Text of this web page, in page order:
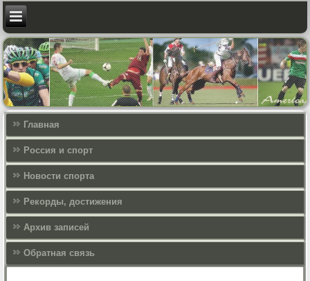
Главная
Россия и спорт
Новости спорта
Рекорды, достижения
Архив записей
Обратная связь